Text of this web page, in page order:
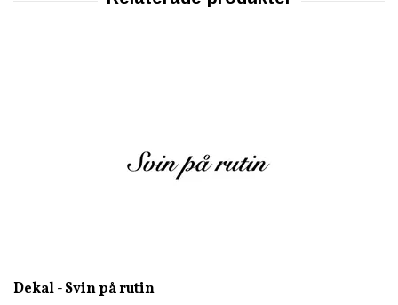
Dekal - Svin på rutin